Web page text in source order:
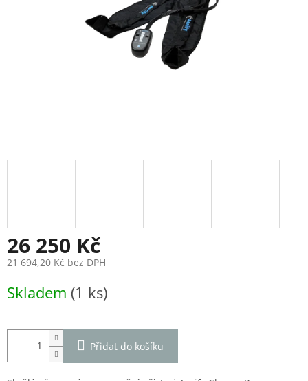
26 250 Kč
21 694,20 Kč bez DPH
cena:
Skladem (1 ks)
Přidat do košíku